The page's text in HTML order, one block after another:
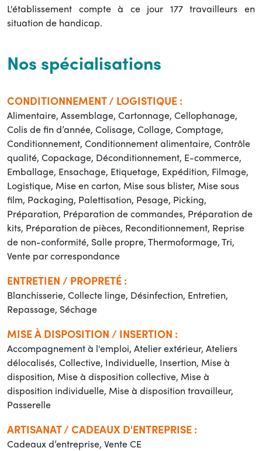
L'établissement compte à ce jour 177 travailleurs en
situation de handicap.
Nos spécialisations
CONDITIONNEMENT / LOGISTIQUE :
Alimentaire, Assemblage, Cartonnage, Cellophanage,
Colis de fin d’année, Colisage, Collage, Comptage,
Conditionnement, Conditionnement alimentaire, Contrôle
qualité, Copackage, Déconditionnement, E-commerce,
Emballage, Ensachage, Etiquetage, Expédition, Filmage,
Logistique, Mise en carton, Mise sous blister, Mise sous
film, Packaging, Palettisation, Pesage, Picking,
Préparation, Préparation de commandes, Préparation de
kits, Préparation de pièces, Reconditionnement, Reprise
de non-conformité, Salle propre, Thermoformage, Tri,
Vente par correspondance
ENTRETIEN / PROPRETÉ :
Blanchisserie, Collecte linge, Désinfection, Entretien,
Repassage, Séchage
MISE À DISPOSITION / INSERTION :
Accompagnement à l'emploi, Atelier extérieur, Ateliers
délocalisés, Collective, Individuelle, Insertion, Mise à
disposition, Mise à disposition collective, Mise à
disposition individuelle, Mise à disposition travailleur,
Passerelle
ARTISANAT / CADEAUX D'ENTREPRISE :
Cadeaux d’entreprise, Vente CE